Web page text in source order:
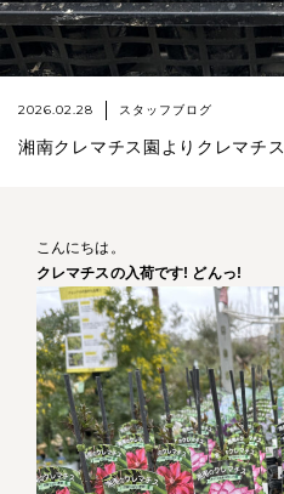
2026.02.28 スタッフブログ
湘南クレマチス園よりクレマチ
こんにちは。
クレマチスの入荷です! どんっ!